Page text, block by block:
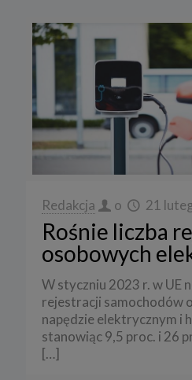
Redakcja o 21
Rośnie liczba
osobowych
W styczniu 2023 r. w UE
rejestracji samochodów
napędzie elektrycznym i
stanowiąc 9,5 proc. i 26
[…]